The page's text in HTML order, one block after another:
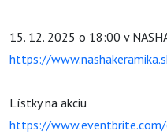
15. 12. 2025 o 18:00 v
https://
Lístky na akciu
https://